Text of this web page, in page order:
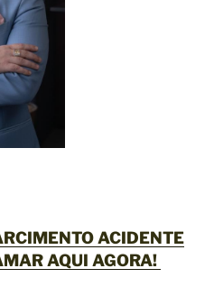
ACIDENTE
AQUI AGORA!